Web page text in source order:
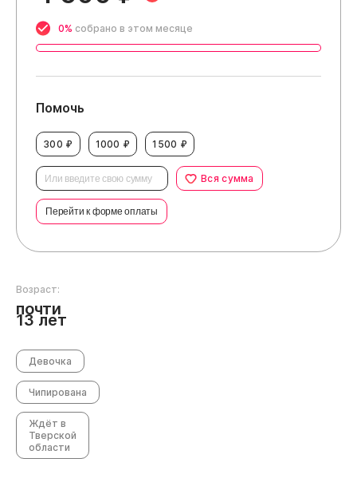
0% собрано в этом месяце
Помочь
300 ₽ 1000 ₽ 1500 ₽
Вся сумма
Перейти к форме оплаты
Возраст:
почти
13 лет
Девочка
Чипирована
Ждёт в
Тверской
области